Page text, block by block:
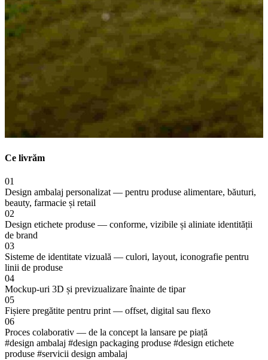
Ce livrăm
01
Design ambalaj personalizat — pentru produse alimentare, băuturi,
beauty, farmacie și retail
02
Design etichete produse — conforme, vizibile și aliniate identității
de brand
03
Sisteme de identitate vizuală — culori, layout, iconografie pentru
linii de produse
04
Mockup-uri 3D și previzualizare înainte de tipar
05
Fișiere pregătite pentru print — offset, digital sau flexo
06
Proces colaborativ — de la concept la lansare pe piață
#design ambalaj #design packaging produse #design etichete
produse #servicii design ambalaj